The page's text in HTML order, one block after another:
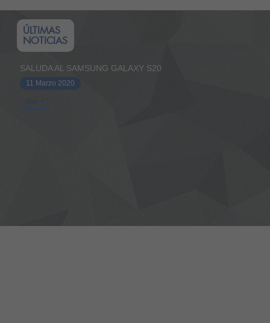
ÚLTIMAS
NOTICIAS
SALUDA AL SAMSUNG GALAXY S20
11 Marzo 2020